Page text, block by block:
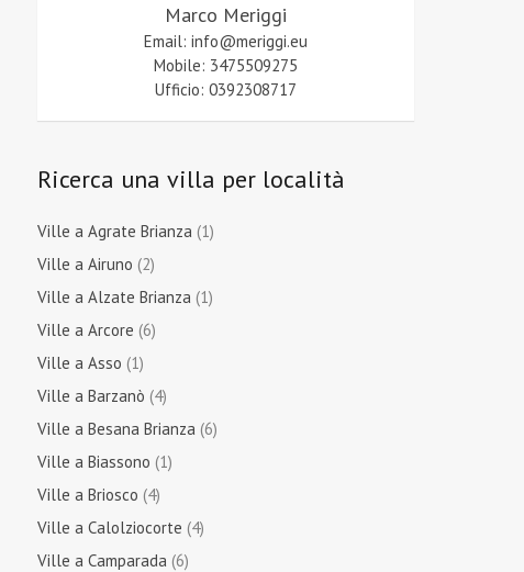
Marco Meriggi
Email: info@meriggi.eu
Mobile: 3475509275
Ufficio: 0392308717
Ricerca una villa per località
Ville a Agrate Brianza (1)
Ville a Airuno (2)
Ville a Alzate Brianza (1)
Ville a Arcore (6)
Ville a Asso (1)
Ville a Barzanò (4)
Ville a Besana Brianza (6)
Ville a Biassono (1)
Ville a Briosco (4)
Ville a Calolziocorte (4)
Ville a Camparada (6)